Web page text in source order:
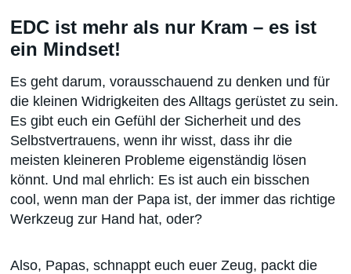
EDC ist mehr als nur Kram – es ist
ein Mindset!
Es geht darum, vorausschauend zu denken und für
die kleinen Widrigkeiten des Alltags gerüstet zu sein.
Es gibt euch ein Gefühl der Sicherheit und des
Selbstvertrauens, wenn ihr wisst, dass ihr die
meisten kleineren Probleme eigenständig lösen
könnt. Und mal ehrlich: Es ist auch ein bisschen
cool, wenn man der Papa ist, der immer das richtige
Werkzeug zur Hand hat, oder?
Also, Papas, schnappt euch euer Zeug, packt die